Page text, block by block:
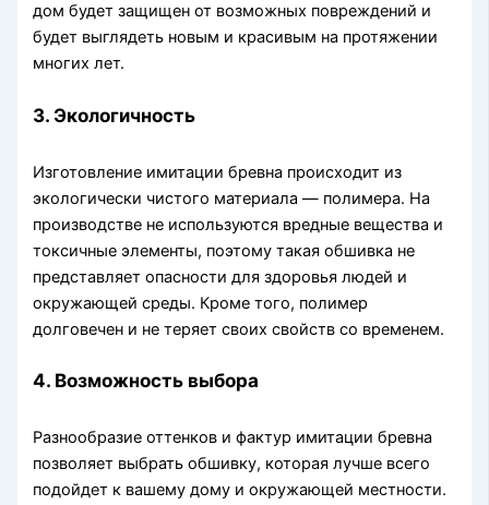
дом будет защищен от возможных повреждений и
будет выглядеть новым и красивым на протяжении
многих лет.
3. Экологичность
Изготовление имитации бревна происходит из
экологически чистого материала — полимера. На
производстве не используются вредные вещества и
токсичные элементы, поэтому такая обшивка не
представляет опасности для здоровья людей и
окружающей среды. Кроме того, полимер
долговечен и не теряет своих свойств со временем.
4. Возможность выбора
Разнообразие оттенков и фактур имитации бревна
позволяет выбрать обшивку, которая лучше всего
подойдет к вашему дому и окружающей местности.